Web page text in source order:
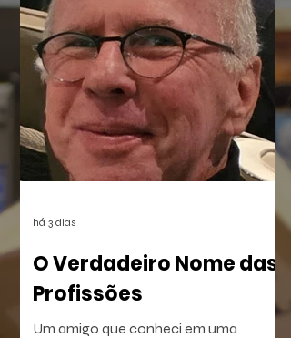
como a violência silencia uma família à
beira do Rio dos Sinos. O crime,
combinado à censura das vítimas e ao
apagamento das provas, deixou uma
lacuna preenchida pelo rancor. O
sentimento reverbera por anos até ser
posto à prova com a execução de um
plano vingativo, movido pela espera de
uma reparação nunca feita.
O Verdadeiro Nome das
Profissões
Um amigo que conheci em uma
há 3 dias